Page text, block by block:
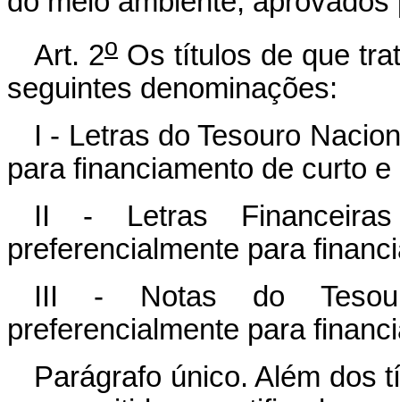
Art. 2o Os títulos de que
seguintes denominações:
I - Letras do Tesouro
para financiamento de curto
II - Letras
preferencialmente para
III - Notas do
preferencialmente para
Parágrafo único. Além dos